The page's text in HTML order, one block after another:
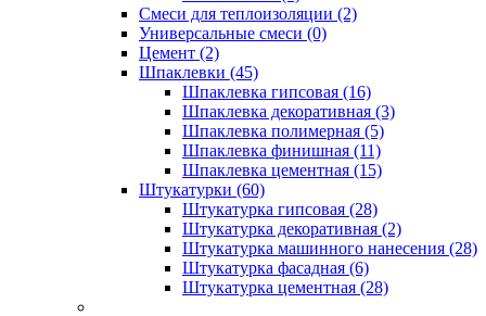
Смеси для теплоизоляции (2)
Универсальные смеси (0)
Цемент (2)
Шпаклевки (45)
Шпаклевка гипсовая (16)
Шпаклевка декоративная (3)
Шпаклевка полимерная (5)
Шпаклевка финишная (11)
Шпаклевка цементная (15)
Штукатурки (60)
Штукатурка гипсовая (28)
Штукатурка декоративная (2)
Штукатурка машинного нанесения (28)
Штукатурка фасадная (6)
Штукатурка цементная (28)